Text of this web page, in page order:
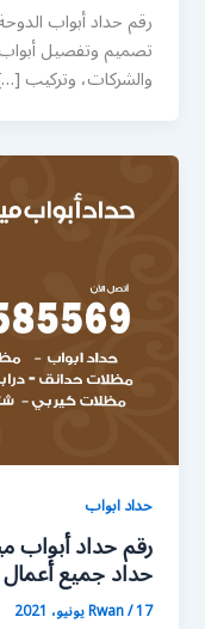
رقم حداد أبواب
تصميم وتفصيل أبواب
والشركات، وتركيب
حداد ابواب
حداد جميع أعمال
Rwan/17 يونيو، 2021